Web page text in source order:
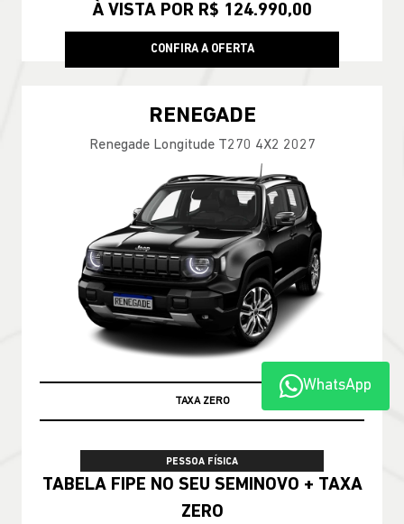
À VISTA POR R$ 124.990,00
CONFIRA A OFERTA
RENEGADE
Renegade Longitude T270 4X2 2027
TABELA FIPE
PESSOA FÍSICA
TABELA FIPE NO SEU SEMINOVO + TAXA
ZERO
WhatsApp